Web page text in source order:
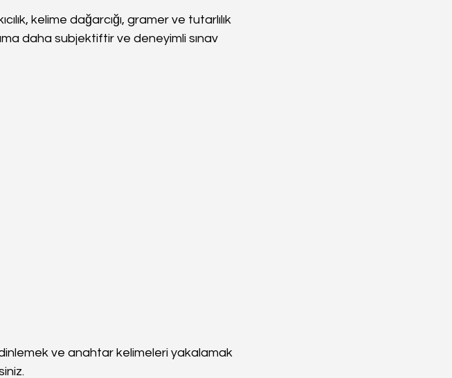
kelime dağarcığı, gramer ve tutarlılık
daha subjektiftir ve deneyimli sınav
dinlemek ve anahtar kelimeleri yakalamak